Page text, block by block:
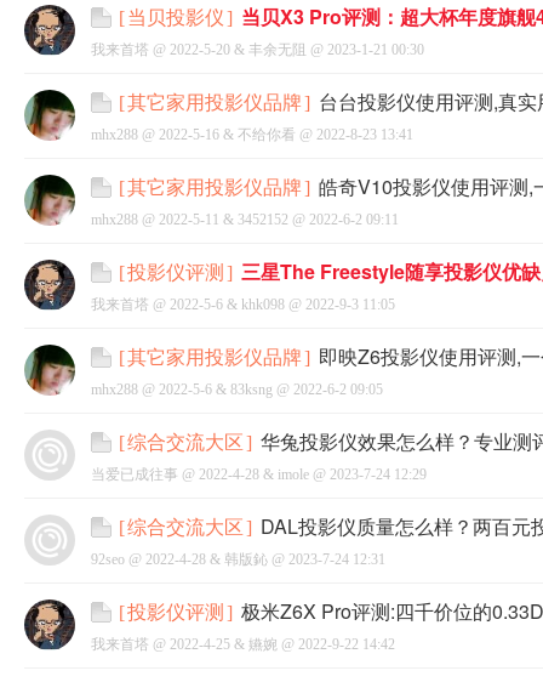
[当贝投影仪] 当贝X3 Pro评测：超大杯年度旗
我来首塔 @ 2022-5-20 & 丰余无阻 @ 2023-1-21 00:30
[其它家用投影仪品牌] 台台投影仪使用评测,真
mhx288 @ 2022-5-16 & 不给你看 @ 2022-8-23 13:41
[其它家用投影仪品牌] 皓奇V10投影仪使用评测,
mhx288 @ 2022-5-11 & 3452152 @ 2022-6-2 09:11
[投影仪评测 ] 三星The Freestyle随享投影仪优
我来首塔 @ 2022-5-6 & khk098 @ 2022-9-3 11:05
[其它家用投影仪品牌] 即映Z6投影仪使用评测,
mhx288 @ 2022-5-6 & 83ksng @ 2022-6-2 09:05
[综合交流大区] 华兔投影仪效果怎么样？专业测
当爱已成往事 @ 2022-4-28 & imole @ 2023-7-24 12:29
[综合交流大区] DAL投影仪质量怎么样？两百元
92seo @ 2022-4-28 & 韩版鈊 @ 2023-7-24 12:31
[投影仪评测 ] 极米Z6X Pro评测:四千价位的
我来首塔 @ 2022-4-25 & 嬿婉 @ 2022-9-22 14:42